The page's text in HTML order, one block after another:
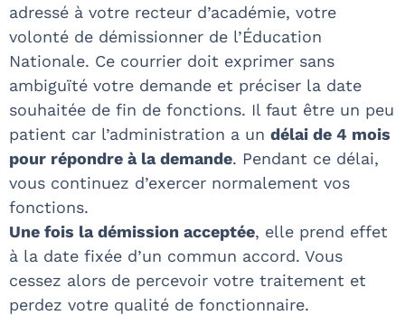
adressé à votre recteur d’académie, votre
volonté de démissionner de l’Éducation
Nationale. Ce courrier doit exprimer sans
ambiguïté votre demande et préciser la date
souhaitée de fin de fonctions. Il faut être un peu
patient car l’administration a un délai de 4 mois
pour répondre à la demande. Pendant ce délai,
vous continuez d’exercer normalement vos
fonctions.
Une fois la démission acceptée, elle prend effet
à la date fixée d’un commun accord. Vous
cessez alors de percevoir votre traitement et
perdez votre qualité de fonctionnaire.